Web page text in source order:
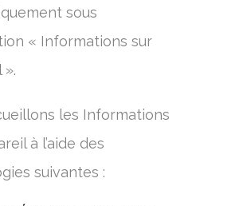
sous
« Informations sur
».
les Informations
à l’aide des
suivantes :